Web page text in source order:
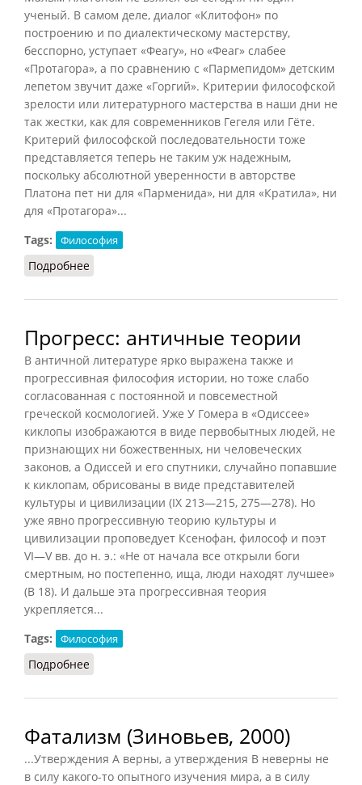
ученый. В самом деле, диалог «Клитофон» по
построению и по диалектическому мастерству,
бесспорно, уступает «Феагу», но «Феаг» слабее
«Протагора», а по сравнению с «Пармепидом» детским
лепетом звучит даже «Горгий». Критерии философской
зрелости или литературного мастерства в наши дни не
так жестки, как для современников Гегеля или Гёте.
Критерий философской последовательности тоже
представляется теперь не таким уж надежным,
поскольку абсолютной уверенности в авторстве
Платона пет ни для «Парменида», ни для «Кратила», ни
для «Протагора»...
Tags:
Философия
Подробнее
Прогресс: античные теории
В античной литературе ярко выражена также и
прогрессивная философия истории, но тоже слабо
согласованная с постоянной и повсеместной
греческой космологией. Уже У Гомера в «Одиссее»
киклопы изображаются в виде первобытных людей, не
признающих ни божественных, ни человеческих
законов, а Одиссей и его спутники, случайно попавшие
к киклопам, обрисованы в виде представителей
культуры и цивилизации (IX 213—215, 275—278). Но
уже явно прогрессивную теорию культуры и
цивилизации проповедует Ксенофан, философ и поэт
VI—V вв. до н. э.: «Не от начала все открыли боги
смертным, но постепенно, ища, люди находят лучшее»
(В 18). И дальше эта прогрессивная теория
укрепляется...
Tags:
Философия
Подробнее
Фатализм (Зиновьев, 2000)
...Утверждения A верны, а утверждения B неверны не
в силу какого-то опытного изучения мира, а в силу